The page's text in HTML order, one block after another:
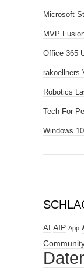
Microsoft
MVP
Office 365
rakoellners
Robotics
Tech-For-
Windows
AI AIP App